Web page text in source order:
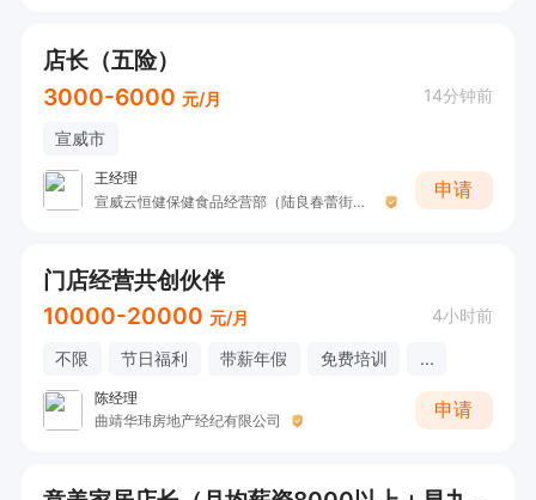
店长（五险）
3000-6000 元/月 14分钟前
宣威市
王经理
宣威云恒健保健食品经营部（陆良春蕾街聚养家）
申请
门店经营共创伙伴
10000-20000 元/月 4小时前
不限 节日福利 带薪年假 免费培训 ...
陈经理
曲靖华玮房地产经纪有限公司
申请